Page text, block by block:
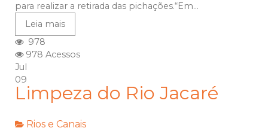
para realizar a retirada das pichações.“Em...
Leia mais
978
978 Acessos
Jul
09
Limpeza do Rio Jacaré
Rios e Canais